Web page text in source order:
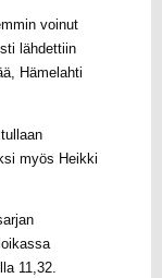
voinut
lähdettiin
Hämelahti
myös Heikki
11,32.